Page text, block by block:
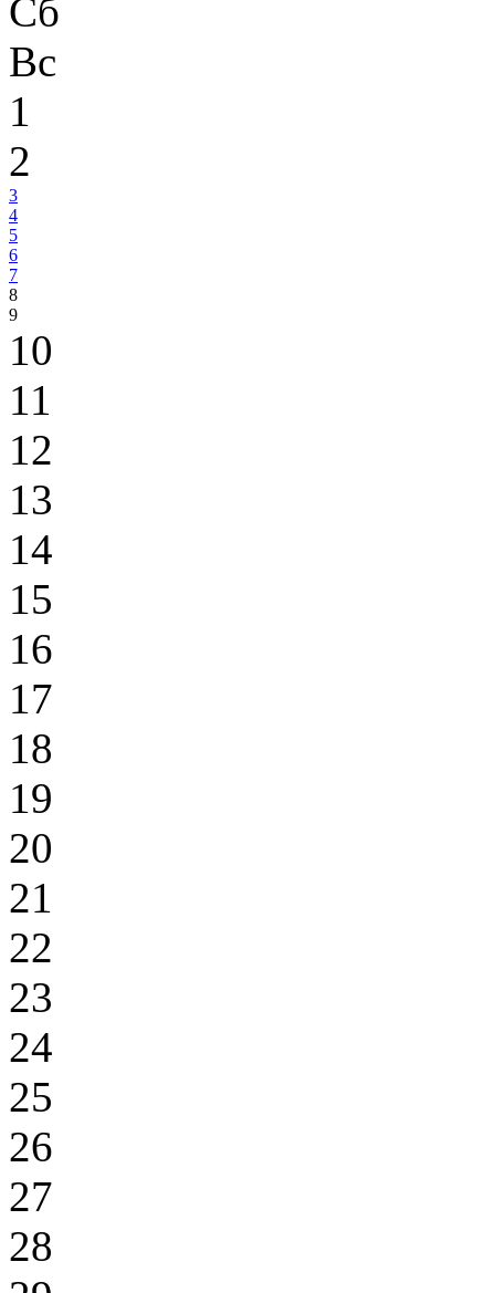
Сб
Вс
1
2
3
4
5
6
7
8
9
10
11
12
13
14
15
16
17
18
19
20
21
22
23
24
25
26
27
28